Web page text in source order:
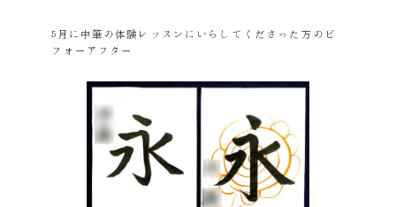
5月に中筆の体験レッスンにいらしてくださった方のビ
フォーアフター